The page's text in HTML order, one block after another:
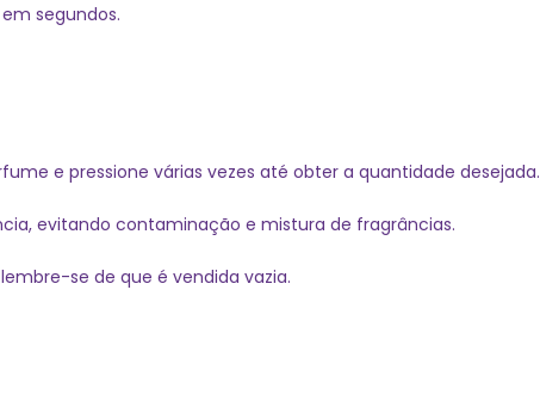
segundos.
e pressione várias vezes até obter a quantidade desejada.
evitando contaminação e mistura de fragrâncias.
se de que é vendida vazia.